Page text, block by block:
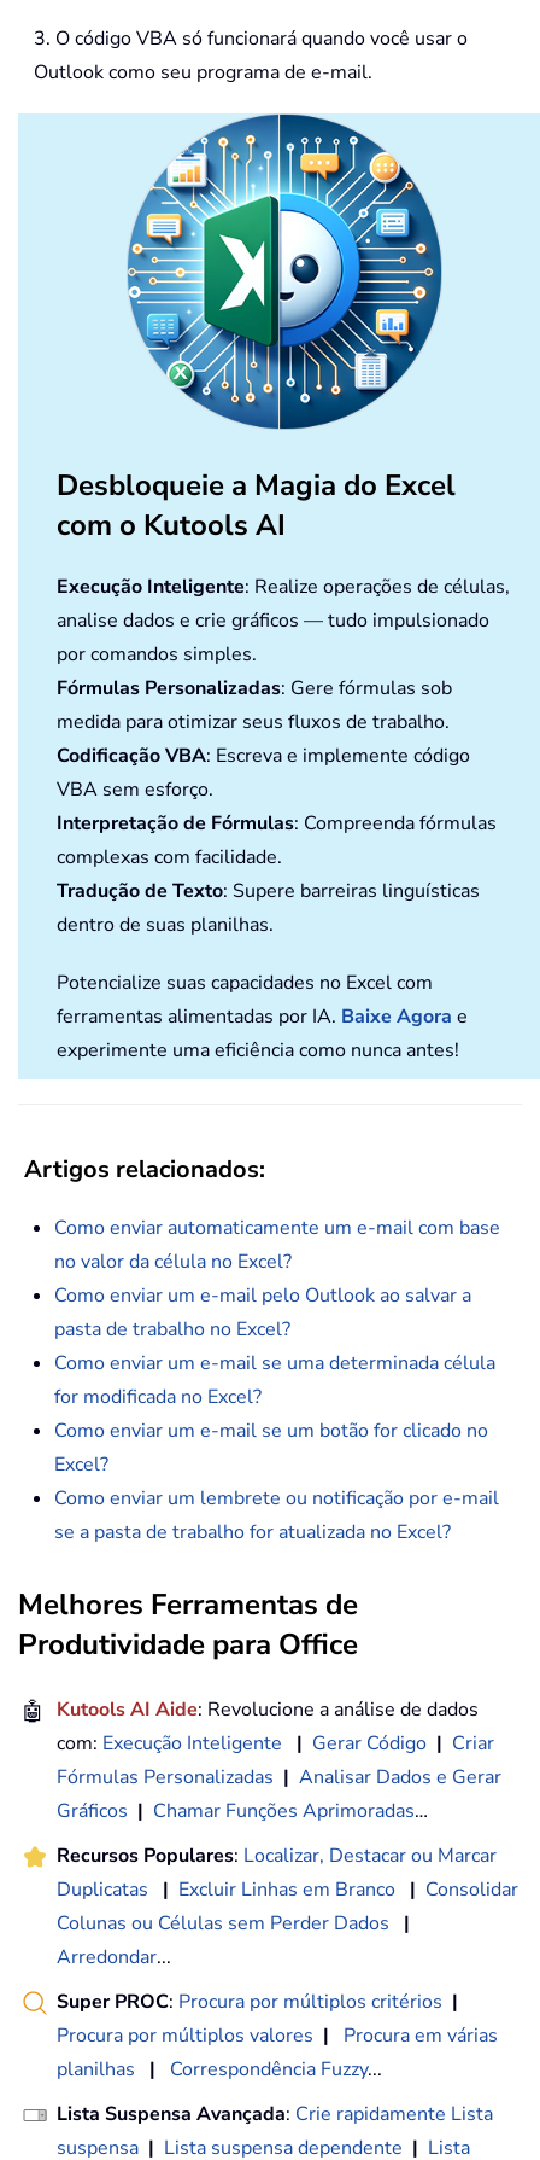
3. O código VBA só funcionará quando você usar o
Outlook como seu programa de e-mail.
Desbloqueie a Magia do Excel
com o Kutools AI
Execução Inteligente: Realize operações de células,
analise dados e crie gráficos — tudo impulsionado
por comandos simples.
Fórmulas Personalizadas: Gere fórmulas sob
medida para otimizar seus fluxos de trabalho.
Codificação VBA: Escreva e implemente código
VBA sem esforço.
Interpretação de Fórmulas: Compreenda fórmulas
complexas com facilidade.
Tradução de Texto: Supere barreiras linguísticas
dentro de suas planilhas.
Potencialize suas capacidades no Excel com
ferramentas alimentadas por IA. Baixe Agora e
experimente uma eficiência como nunca antes!
Artigos relacionados:
Como enviar automaticamente um e-mail com base
no valor da célula no Excel?
Como enviar um e-mail pelo Outlook ao salvar a
pasta de trabalho no Excel?
Como enviar um e-mail se uma determinada célula
for modificada no Excel?
Como enviar um e-mail se um botão for clicado no
Excel?
Como enviar um lembrete ou notificação por e-mail
se a pasta de trabalho for atualizada no Excel?
Melhores Ferramentas de
Produtividade para Office
🤖 Kutools AI Aide: Revolucione a análise de dados
com: Execução Inteligente | Gerar Código | Criar
Fórmulas Personalizadas | Analisar Dados e Gerar
Gráficos | Chamar Funções Aprimoradas…
Recursos Populares: Localizar, Destacar ou Marcar
Duplicatas
| Excluir Linhas em Branco | Consolidar
Colunas ou Células sem Perder Dados
|
Arredondar...
Super PROC: Procura por múltiplos critérios |
Procura por múltiplos valores |
Procura em várias
planilhas
| Correspondência Fuzzy...
Lista Suspensa Avançada: Crie rapidamente Lista
suspensa | Lista suspensa dependente | Lista